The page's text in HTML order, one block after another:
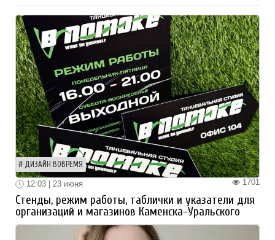
ДИЗАЙН ВОВРЕМЯ
1701
12:03 | 23 июня
Стенды, режим работы, таблички и указатели для
организаций и магазинов Каменска-Уральского